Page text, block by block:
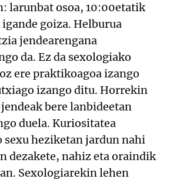
larunbat osoa, 10:00etatik
goiza. Helburua
jendearengana
da. Ez da sexologiako
ere praktikoagoa izango
izango ditu. Horrekin
bere lanbideetan
duela. Kuriositatea
sexu heziketan jardun nahi
dezakete, nahiz eta oraindik
Sexologiarekin lehen